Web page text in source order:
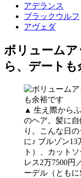
アデランス
ブラックウルフ
アヴェダ
ボリューム
ら、デート
▲ 生え際から
のヘア。髪に
り。こんな日
に♪ ブルゾン13
ト）、カット
レス2万7500円
ーデル（とも